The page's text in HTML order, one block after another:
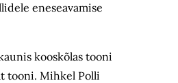
eneseavamise
kooskõlas tooni
tooni. Mihkel Polli